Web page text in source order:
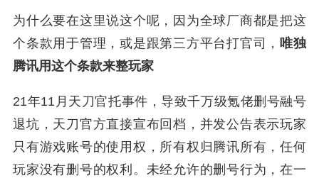
为什么要在这里说这个呢，因为全球厂商都是把这
个条款用于管理，或是跟第三方平台打官司，唯独
腾讯用这个条款来整玩家
21年11月天刀官托事件，导致千万级氪佬删号融号
退坑，天刀官方直接宣布回档，并发公告表示玩家
只有游戏账号的使用权，所有权归腾讯所有，任何
玩家没有删号的权利。未经允许的删号行为，在一